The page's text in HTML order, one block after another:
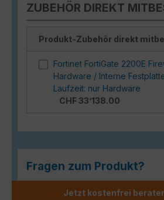
ZUBEHÖR DIREKT
Produkt-Zubehör direkt
Fortinet FortiGate 2200E
Hardware / Interne
Laufzeit: nur Hardware
CHF 33’138.00
Fragen zum Produkt?
Jetzt kostenfrei